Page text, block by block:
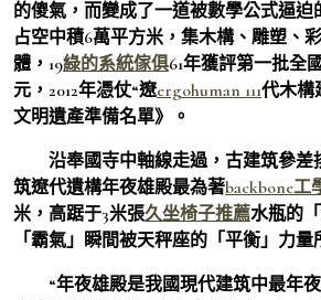
的傻氣，而變成了一道被數學公式逼迫
占空中積6萬平方米，集木構、雕塑、
體，19綠的系統傢俱61年獲評第一批全
元，2012年憑仗“遼ergohuman 111代木構
文明遺產準備名單》。
沿奉國寺中軸線走過，古建筑參差
筑遼代遺構年夜雄殿最為著backbone工
米，高踞于3米張久坐椅子推薦水瓶的
「霸氣」瞬間被天秤座的「平衡」力量
“年夜雄殿是我國現代建筑中最年